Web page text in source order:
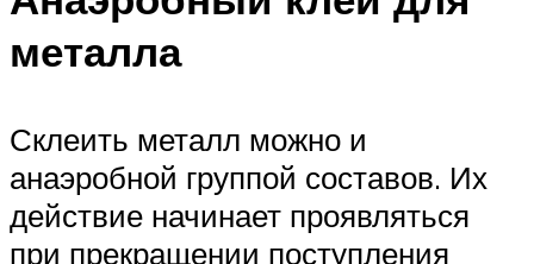
металла
Склеить металл можно и
анаэробной группой составов. Их
действие начинает проявляться
при прекращении поступления